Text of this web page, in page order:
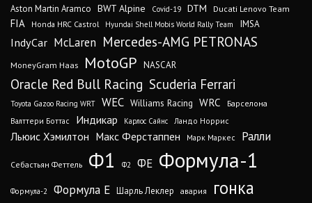
Aston Martin Aramco BWT Alpine Covid-19 DTM Ducati Lenovo Team
FIA Honda HRC Castrol Hyundai Shell Mobis World Rally Team IMSA
IndyCar McLaren Mercedes-AMG PETRONAS
MoneyGram Haas MotoGP NASCAR
Oracle Red Bull Racing Scuderia Ferrari
Toyota Gazoo Racing WRT WEC Williams Racing WRC
Барселона
Валттери Боттас
Индикар Карлос Сайнс Ландо Норрис
Льюис Хэмилтон Макс Ферстаппен Марк Маркес Ралли
Себастьян Феттель Ф1 Ф2 ФЕ Формула-1
Формула-2 Формула Е Шарль Леклер авария гонка